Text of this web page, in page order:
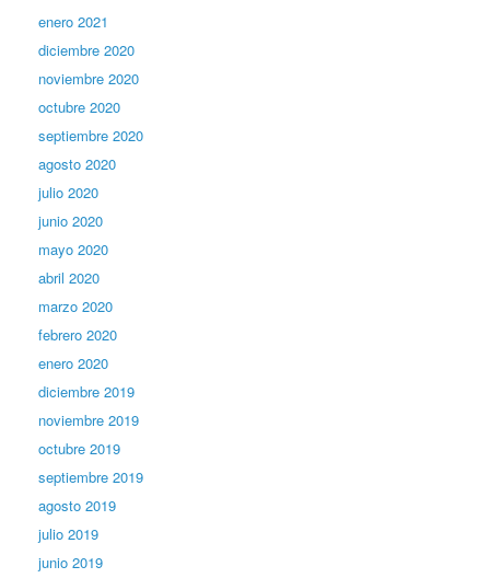
enero 2021
diciembre 2020
noviembre 2020
octubre 2020
septiembre 2020
agosto 2020
julio 2020
junio 2020
mayo 2020
abril 2020
marzo 2020
febrero 2020
enero 2020
diciembre 2019
noviembre 2019
octubre 2019
septiembre 2019
agosto 2019
julio 2019
junio 2019